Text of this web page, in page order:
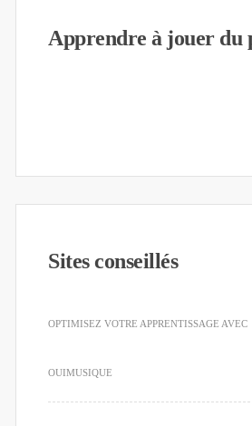
Apprendre à jouer du
Sites conseillés
OPTIMISEZ VOTRE APPRENTISSAGE AVEC
OUIMUSIQUE